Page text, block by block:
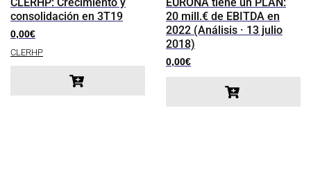
consolidación en 3T19
0,00€
CLERHP
20 mill.€ de EBITDA en
2022 (Análisis · 13 julio
2018)
0,00€